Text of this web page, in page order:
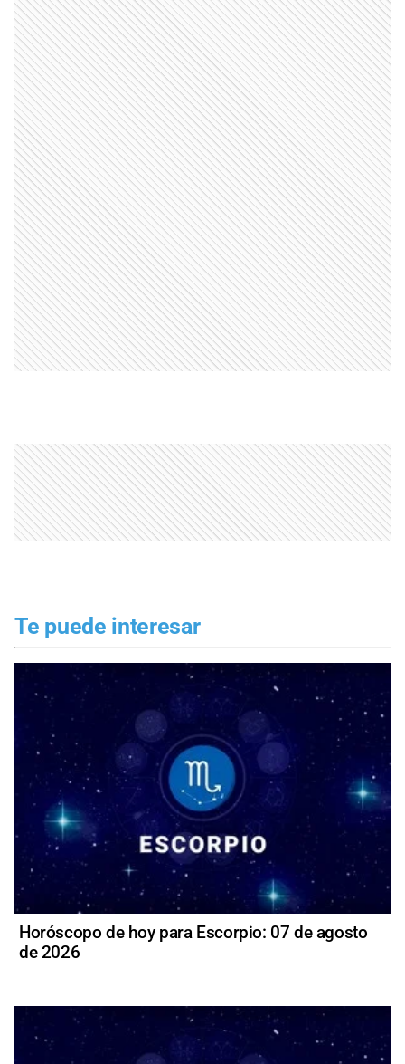
Te puede interesar
Horóscopo de hoy para Escorpio: 07 de agosto
de 2026